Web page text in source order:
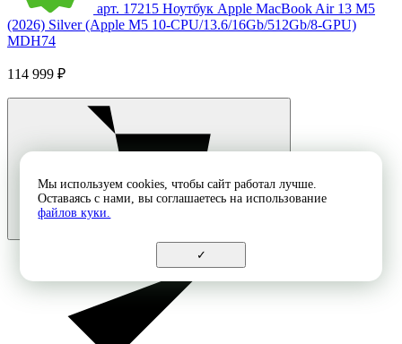
арт. 17215 Ноутбук Apple MacBook Air 13 M5
(2026) Silver (Apple M5 10-CPU/13.6/16Gb/512Gb/8-GPU)
MDH74
114 999 ₽
Мы используем cookies, чтобы сайт работал лучше.
Оставаясь с нами, вы соглашаетесь на использование
файлов куки.
✓